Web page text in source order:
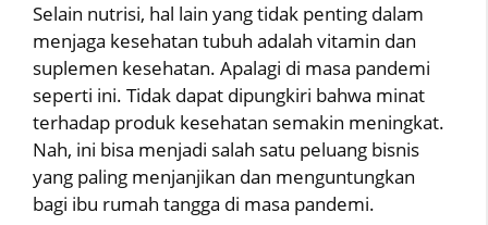
Selain nutrisi, hal lain yang tidak penting dalam
menjaga kesehatan tubuh adalah vitamin dan
suplemen kesehatan. Apalagi di masa pandemi
seperti ini. Tidak dapat dipungkiri bahwa minat
terhadap produk kesehatan semakin meningkat.
Nah, ini bisa menjadi salah satu peluang bisnis
yang paling menjanjikan dan menguntungkan
bagi ibu rumah tangga di masa pandemi.